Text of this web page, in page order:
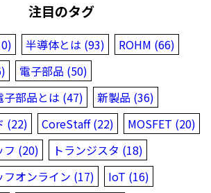
注目のタグ
半導体とは (93)
ROHM (66)
電子部品 (50)
子部品とは (47)
新製品 (36)
(22)
CoreStaff (22)
MOSFET (20)
フ (20)
トランジスタ (18)
フオンライン (17)
IoT (16)